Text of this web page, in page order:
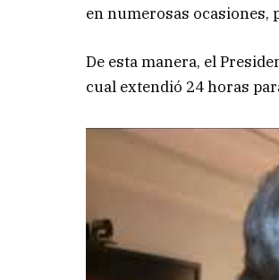
en numerosas ocasiones,
De esta manera, el
cual extendió 24 horas